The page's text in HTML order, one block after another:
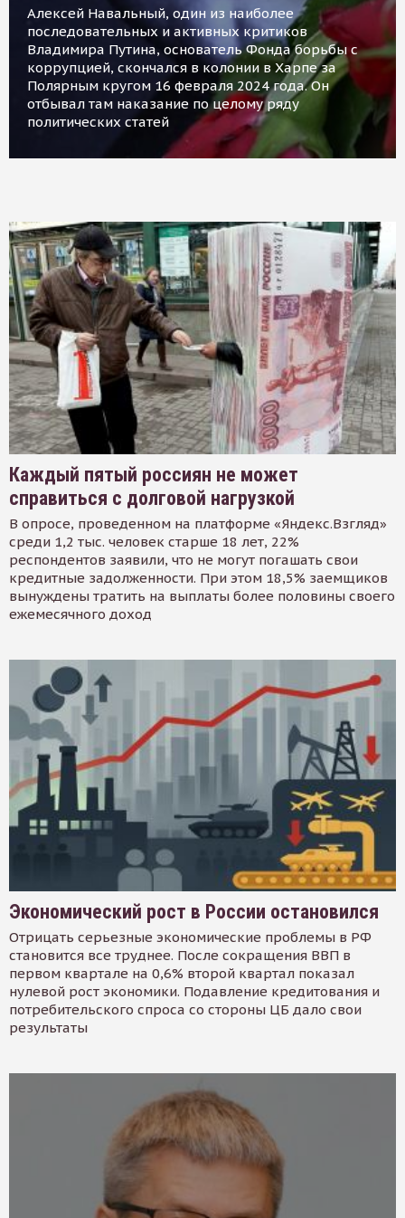
Алексей Навальный, один из наиболее
последовательных и активных критиков
Владимира Путина, основатель Фонда борьбы с
коррупцией, скончался в колонии в Харпе за
Полярным кругом 16 февраля 2024 года. Он
отбывал там наказание по целому ряду
политических статей
Каждый пятый россиян не может
справиться с долговой нагрузкой
В опросе, проведенном на платформе «Яндекс.Взгляд»
среди 1,2 тыс. человек старше 18 лет, 22%
респондентов заявили, что не могут погашать свои
кредитные задолженности. При этом 18,5% заемщиков
вынуждены тратить на выплаты более половины своего
ежемесячного доход
Экономический рост в России остановился
Отрицать серьезные экономические проблемы в РФ
становится все труднее. После сокращения ВВП в
первом квартале на 0,6% второй квартал показал
нулевой рост экономики. Подавление кредитования и
потребительского спроса со стороны ЦБ дало свои
результаты